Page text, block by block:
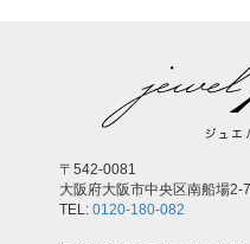
〒542-0081
大阪府大阪市中央区南船場2-
TEL: 0120-180-082